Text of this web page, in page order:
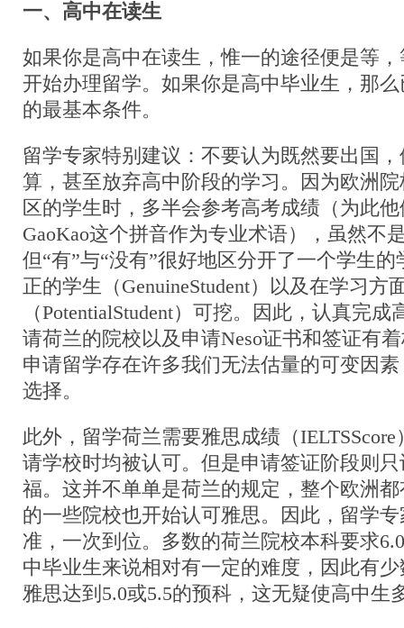
一、高中在读生
如果你是高中在读生，惟一的途径便是等
开始办理留学。如果你是高中毕业生，那
的最基本条件。
留学专家特别建议：不要认为既然要出国
算，甚至放弃高中阶段的学习。因为欧洲
区的学生时，多半会参考高考成绩（为此
GaoKao这个拼音作为专业术语），虽然不
但“有”与“没有”很好地区分开了一个学生
正的学生（GenuineStudent）以及在学习方
（PotentialStudent）可挖。因此，认真完
请荷兰的院校以及申请Neso证书和签证有
申请留学存在许多我们无法估量的可变因
选择。
此外，留学荷兰需要雅思成绩（
请学校时均被认可。但是申请签证阶段则
福。这并不单单是荷兰的规定，整个欧洲
的一些院校也开始认可雅思。因此，留学
准，一次到位。多数的荷兰院校本科要求
中毕业生来说相对有一定的难度，因此有
雅思达到5.0或5.5的预科，这无疑使高中生